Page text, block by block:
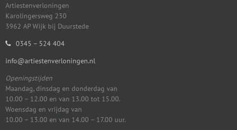
Artiestenverloningen
Karolingersweg 230
3962 AP Wijk bij Duurstede
0345 – 524 404
info@artiestenverloningen.nl
Openingstijden
Maandag, dinsdag en donderdag van
10.00 – 12.00 en van 13.00 tot 15.00.
Woensdag en vrijdag van
10.00 – 13.00 en van 14.00 – 17.00 uur.